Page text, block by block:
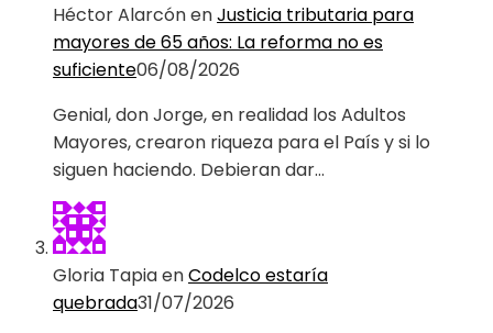
Héctor AlarcónenJusticia tributaria para
mayores de 65 años: La reforma no es
suficiente06/08/2026
Genial, don Jorge, en realidad los Adultos
Mayores, crearon riqueza para el País y si lo
siguen haciendo. Debieran dar…
Gloria TapiaenCodelco estaría
quebrada31/07/2026